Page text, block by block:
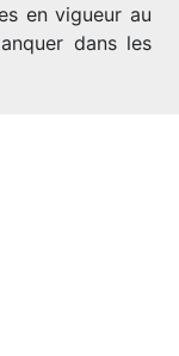
en vigueur au
dans les